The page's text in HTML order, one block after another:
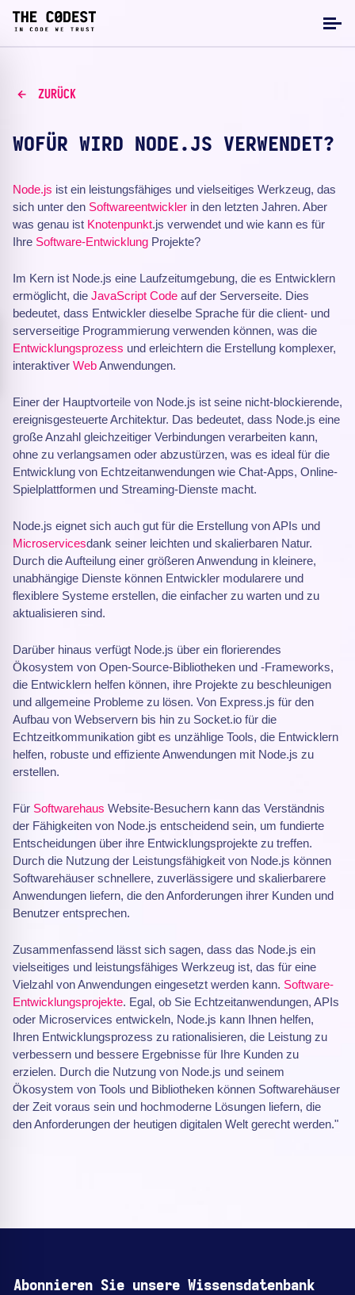
ZURÜCK
WOFÜR WIRD NODE.JS VERWENDET?
Node.js ist ein leistungsfähiges und vielseitiges Werkzeug, das
sich unter den Softwareentwickler in den letzten Jahren. Aber
was genau ist Knotenpunkt.js verwendet und wie kann es für
Ihre Software-Entwicklung Projekte?
Im Kern ist Node.js eine Laufzeitumgebung, die es Entwicklern
ermöglicht, die JavaScript Code auf der Serverseite. Dies
bedeutet, dass Entwickler dieselbe Sprache für die client- und
serverseitige Programmierung verwenden können, was die
Entwicklungsprozess und erleichtern die Erstellung komplexer,
interaktiver WebAnwendungen.
Einer der Hauptvorteile von Node.js ist seine nicht-blockierende,
ereignisgesteuerte Architektur. Das bedeutet, dass Node.js eine
große Anzahl gleichzeitiger Verbindungen verarbeiten kann,
ohne zu verlangsamen oder abzustürzen, was es ideal für die
Entwicklung von Echtzeitanwendungen wie Chat-Apps, Online-
Spielplattformen und Streaming-Dienste macht.
Node.js eignet sich auch gut für die Erstellung von APIs und
Microservicesdank seiner leichten und skalierbaren Natur.
Durch die Aufteilung einer größeren Anwendung in kleinere,
unabhängige Dienste können Entwickler modularere und
flexiblere Systeme erstellen, die einfacher zu warten und zu
aktualisieren sind.
Darüber hinaus verfügt Node.js über ein florierendes
Ökosystem von Open-Source-Bibliotheken und -Frameworks,
die Entwicklern helfen können, ihre Projekte zu beschleunigen
und allgemeine Probleme zu lösen. Von Express.js für den
Aufbau von Webservern bis hin zu Socket.io für die
Echtzeitkommunikation gibt es unzählige Tools, die Entwicklern
helfen, robuste und effiziente Anwendungen mit Node.js zu
erstellen.
Für Softwarehaus Website-Besuchern kann das Verständnis
der Fähigkeiten von Node.js entscheidend sein, um fundierte
Entscheidungen über ihre Entwicklungsprojekte zu treffen.
Durch die Nutzung der Leistungsfähigkeit von Node.js können
Softwarehäuser schnellere, zuverlässigere und skalierbarere
Anwendungen liefern, die den Anforderungen ihrer Kunden und
Benutzer entsprechen.
Zusammenfassend lässt sich sagen, dass das Node.js ein
vielseitiges und leistungsfähiges Werkzeug ist, das für eine
Vielzahl von Anwendungen eingesetzt werden kann. Software-
Entwicklungsprojekte. Egal, ob Sie Echtzeitanwendungen, APIs
oder Microservices entwickeln, Node.js kann Ihnen helfen,
Ihren Entwicklungsprozess zu rationalisieren, die Leistung zu
verbessern und bessere Ergebnisse für Ihre Kunden zu
erzielen. Durch die Nutzung von Node.js und seinem
Ökosystem von Tools und Bibliotheken können Softwarehäuser
der Zeit voraus sein und hochmoderne Lösungen liefern, die
den Anforderungen der heutigen digitalen Welt gerecht werden."
Abonnieren Sie unsere Wissensdatenbank